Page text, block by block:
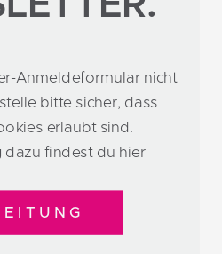
Anmeldeformular nicht
bitte sicher, dass
erlaubt sind.
dazu findest du hier